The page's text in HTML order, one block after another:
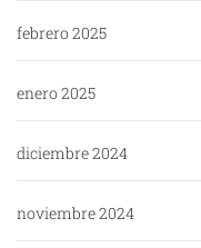
febrero 2025
enero 2025
diciembre 2024
noviembre 2024